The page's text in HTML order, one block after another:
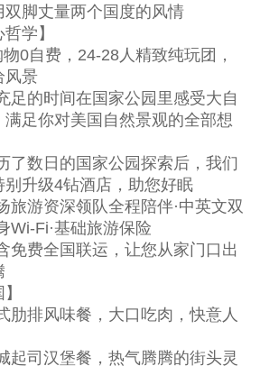
脚丈量两个国度的风情
学】
0自费，24-28人精致纯玩团，
风景
足的时间在国家公园里感受大自
足你对美国自然景观的全部想
了数日的国家公园探索后，我们
升级4钻酒店，助您好眠
旅游资深领队全程陪伴·中英文双
Wi-Fi·基础旅游保险
免费全国联运，让您从家门口出
肋排风味餐，大口吃肉，快意人
起司汉堡餐，热气腾腾的街头灵